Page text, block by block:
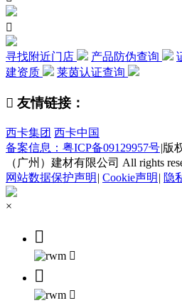

寻找附近门店 产品防伪查询
建资质
莱茵认证查询
 友情链接：
西卡集团 西卡中国
备案信息：粤ICP备09129957号|版
（广州）建材有限公司 All rights
网站数据保护声明 | Cookie声明 | 隐
×



